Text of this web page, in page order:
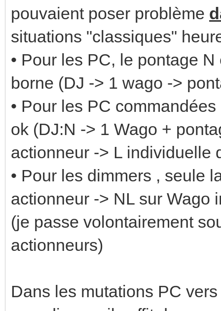
pouvaient poser problème
situations "classiques"
• Pour les PC, le pontage
borne (DJ -> 1 wago ->
• Pour les PC
ok (DJ:N -> 1 Wago +
actionneur -> L individuelle
• Pour les dimmers , seule
actionneur -> NL sur Wago
(je passe volontairement
actionneurs)
Dans les mutations PC